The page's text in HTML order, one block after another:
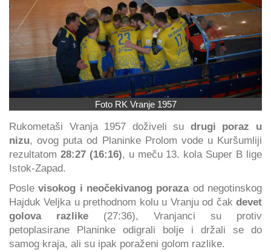
Foto RK Vranje 1957
Rukometaši Vranja 1957 doživeli su drugi poraz u
nizu, ovog puta od Planinke Prolom vode u Kuršumliji
rezultatom 28:27 (16:16), u meču 13. kola Super B lige
Istok-Zapad.
Poslevisokog i neočekivanog porazaod negotinskog
Hajduk Veljka u prethodnom kolu u Vranju od čak devet
golova razlike (27:36), Vranjanci su protiv
petoplasirane Planinke odigrali bolje i držali se do
samog kraja, ali su ipak poraženi golom razlike.